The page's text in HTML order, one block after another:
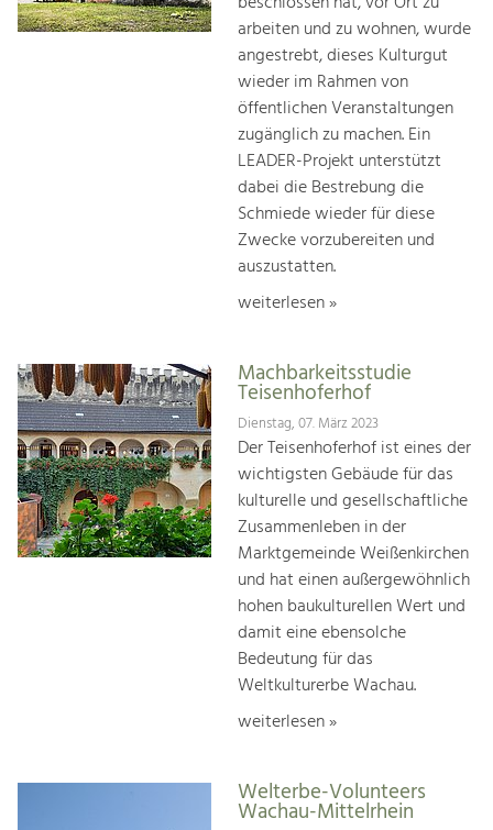
arbeiten und zu wohnen, wurde
angestrebt, dieses Kulturgut
wieder im Rahmen von
öffentlichen Veranstaltungen
zugänglich zu machen. Ein
LEADER-Projekt unterstützt
dabei die Bestrebung die
Schmiede wieder für diese
Zwecke vorzubereiten und
auszustatten.
weiterlesen »
Machbarkeitsstudie
Teisenhoferhof
Dienstag, 07. März 2023
Der Teisenhoferhof ist eines der
wichtigsten Gebäude für das
kulturelle und gesellschaftliche
Zusammenleben in der
Marktgemeinde Weißenkirchen
und hat einen außergewöhnlich
hohen baukulturellen Wert und
damit eine ebensolche
Bedeutung für das
Weltkulturerbe Wachau.
weiterlesen »
Welterbe-Volunteers
Wachau-Mittelrhein